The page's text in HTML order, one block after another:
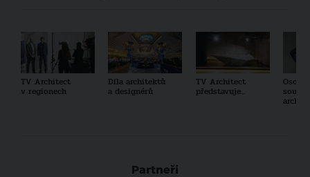
TV Architect
v regionech
Díla architektů
a designérů
TV Architect
představuje...
Partneři